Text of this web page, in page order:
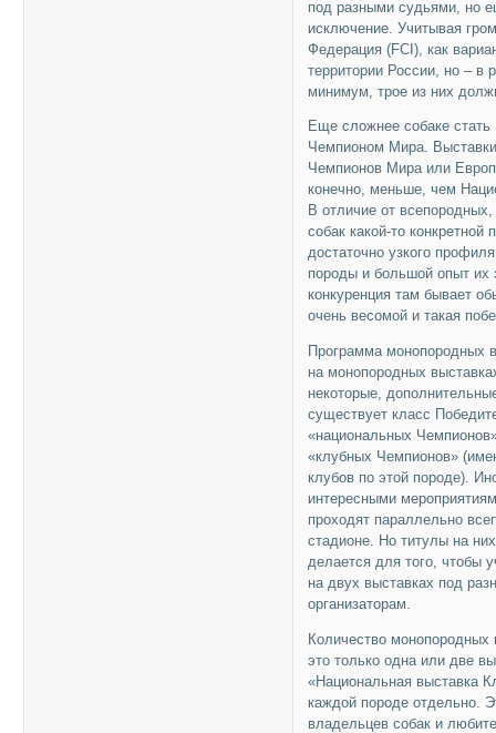
под разными судьями, но
исключение. Учитывая
Федерация (FCI), как
территории России, но – в
минимум, трое из них
Еще сложнее собаке
Чемпионом Мира. Выставки
Чемпионов Мира или
конечно, меньше, чем
В отличие от
собак какой-то
достаточно узкого
породы и большой опыт их
конкуренция там бывает
очень весомой и такая
Программа монопородных
на монопородных
некоторые,
существует класс
«национальных
«клубных Чемпионов»
клубов по этой породе).
интересными
проходят параллельно
стадионе. Но титулы на
делается для того, чтобы
на двух выставках под
организаторам.
Количество монопородных
это только одна или две
«Национальная выставка
каждой породе отдельно.
владельцев собак и